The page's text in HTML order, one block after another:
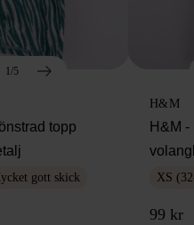
1/5
topp
gott skick
H&M
H&M
XS
99 kr